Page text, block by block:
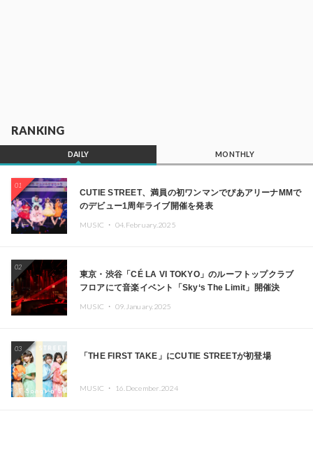
RANKING
DAILY MONTHLY
01
CUTIE STREET、満員の初ワンマンでぴあアリーナMMで
のデビュー1周年ライブ開催を発表
MUSIC ・ 04.February.2025
02
東京・渋谷「CÉ LA VI TOKYO」のルーフトップクラブ
フロアにて音楽イベント「Sky‘s The Limit」開催決
Kza（FORCE OF NATURE）ら日本を代表するDJ・クリ
MUSIC ・ 09.January.2025
03
「THE FIRST TAKE」にCUTIE STREETが初登場
MUSIC ・ 16.December.2024